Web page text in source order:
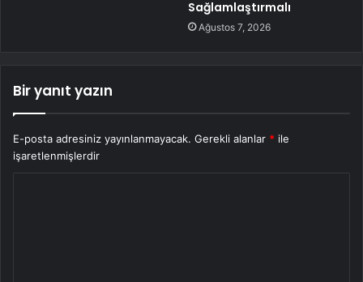
Sağlamlaştırmalı
Ağustos 7, 2026
Bir yanıt yazın
E-posta adresiniz yayınlanmayacak. Gerekli alanlar * ile
işaretlenmişlerdir